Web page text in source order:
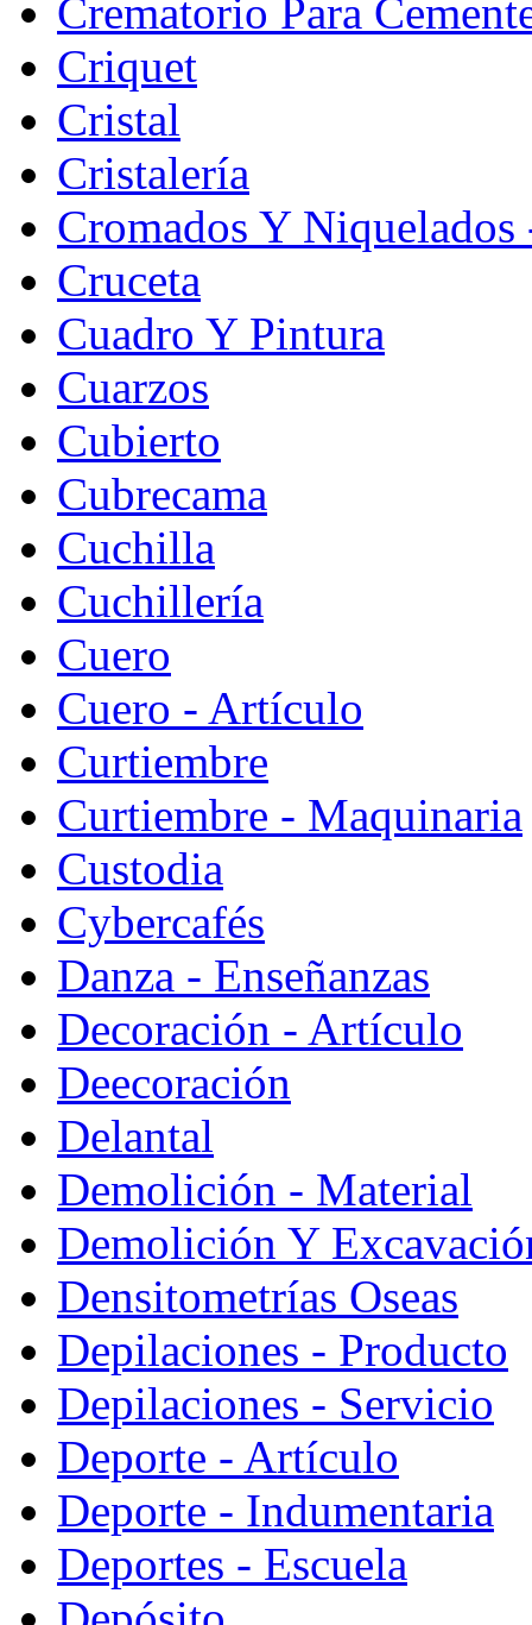
Crematorio Para
Criquet
Cristal
Cristalería
Cromados Y Niquelados
Cruceta
Cuadro Y Pintura
Cuarzos
Cubierto
Cubrecama
Cuchilla
Cuchillería
Cuero
Cuero - Artículo
Curtiembre
Curtiembre - Maquinaria
Custodia
Cybercafés
Danza - Enseñanzas
Decoración - Artículo
Deecoración
Delantal
Demolición - Material
Demolición Y
Densitometrías Oseas
Depilaciones - Producto
Depilaciones - Servicio
Deporte - Artículo
Deporte - Indumentaria
Deportes - Escuela